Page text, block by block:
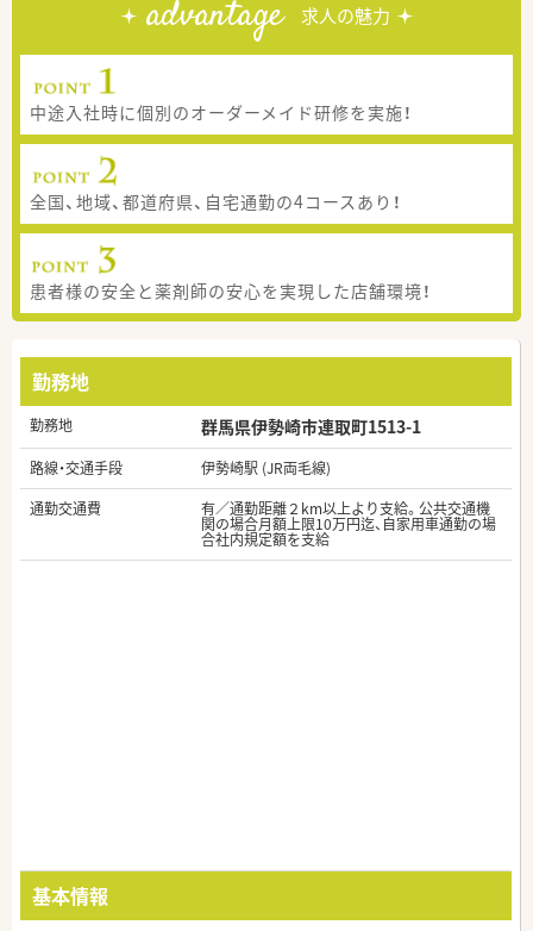
advantage 求人の魅力
中途入社時に個別のオーダーメイド研修を実施！
全国、地域、都道府県、自宅通勤の4コースあり！
患者様の安全と薬剤師の安心を実現した店舗環境！
勤務地
勤務地 群馬県伊勢崎市連取町1513-1
路線・交通手段
伊勢崎駅 (JR両毛線)
通勤交通費
有／通勤距離２km以上より支給。公共交通機
関の場合月額上限10万円迄、自家用車通勤の場
合社内規定額を支給
基本情報